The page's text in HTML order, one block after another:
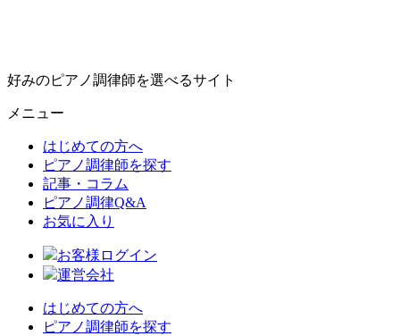
好みのピアノ調律師を選べるサイト
メニュー
はじめての方へ
ピアノ調律師を探す
記事・コラム
ピアノ調律Q&A
お気に入り
お客様ログイン
運営会社
はじめての方へ
ピアノ調律師を探す